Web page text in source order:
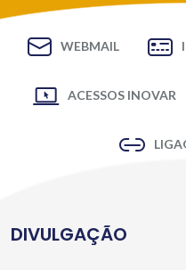
WEBMAIL
ACESSOS INOVAR
DIVULGAÇÃO